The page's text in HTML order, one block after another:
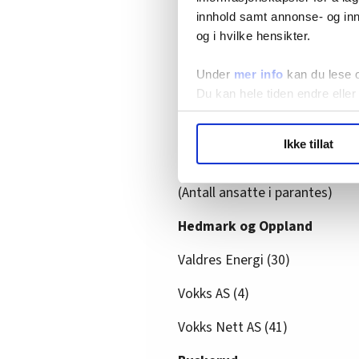
innhold samt annonse- og
og i hvilke hensikter.
Under mer info kan du lese
Du kan hele tiden endre
hvordan våre nettsider blir
annonsering. Disse er
Ikke tillat
– Vaktene er på syv døgn,
og tøffere med mer
men vi trodde at KS
Fornes.
Disse kan bli tatt
(Antall ansatte i parantes)
Hedmark og Oppland
Valdres Energi (30)
Vokks AS (4)
Vokks Nett AS (41)